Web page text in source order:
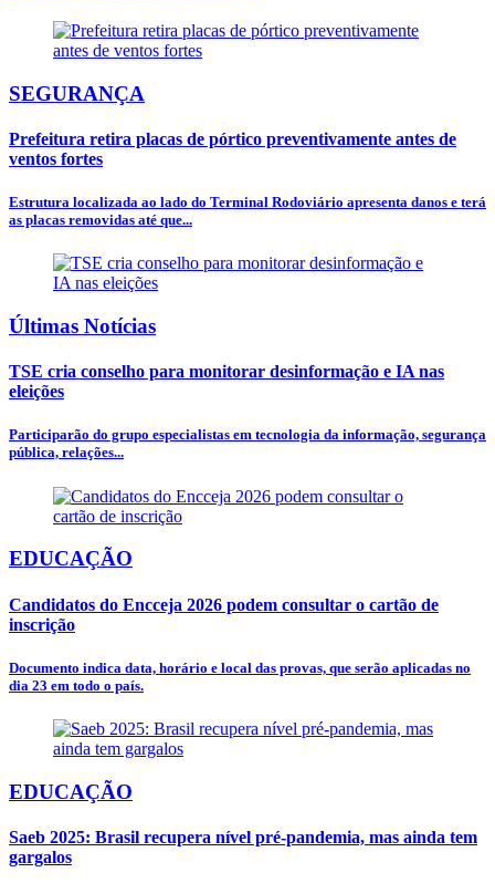
SEGURANÇA
Prefeitura retira placas de pórtico preventivamente antes de
ventos fortes
Estrutura localizada ao lado do Terminal Rodoviário apresenta danos e terá
as placas removidas até que...
Últimas Notícias
TSE cria conselho para monitorar desinformação e IA nas
eleições
Participarão do grupo especialistas em tecnologia da informação, segurança
pública, relações...
EDUCAÇÃO
Candidatos do Encceja 2026 podem consultar o cartão de
inscrição
Documento indica data, horário e local das provas, que serão aplicadas no
dia 23 em todo o país.
EDUCAÇÃO
Saeb 2025: Brasil recupera nível pré-pandemia, mas ainda tem
gargalos